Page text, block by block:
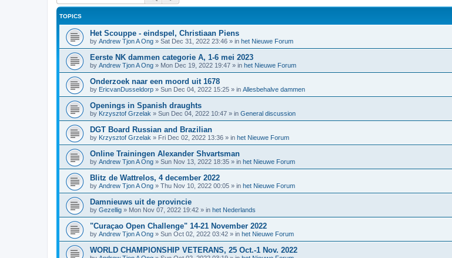
TOPICS
Het Scouppe - eindspel, Christiaan Piens
by Andrew Tjon A Ong » Sat Dec 31, 2022 23:46 » in het Nieuwe Forum
Eerste NK dammen categorie A, 1-6 mei 2023
by Andrew Tjon A Ong » Mon Dec 19, 2022 19:47 » in het Nieuwe Forum
Onderzoek naar een moord uit 1678
by EricvanDusseldorp » Sun Dec 04, 2022 15:25 » in Allesbehalve dammen
Openings in Spanish draughts
by Krzysztof Grzelak » Sun Dec 04, 2022 10:47 » in General discussion
DGT Board Russian and Brazilian
by Krzysztof Grzelak » Fri Dec 02, 2022 13:36 » in het Nieuwe Forum
Online Trainingen Alexander Shvartsman
by Andrew Tjon A Ong » Sun Nov 13, 2022 18:35 » in het Nieuwe Forum
Blitz de Wattrelos, 4 december 2022
by Andrew Tjon A Ong » Thu Nov 10, 2022 00:05 » in het Nieuwe Forum
Damnieuws uit de provincie
by Gezellig » Mon Nov 07, 2022 19:42 » in het Nederlands
"Curaçao Open Challenge" 14-21 November 2022
by Andrew Tjon A Ong » Sun Oct 02, 2022 03:42 » in het Nieuwe Forum
WORLD CHAMPIONSHIP VETERANS, 25 Oct.-1 Nov. 2022